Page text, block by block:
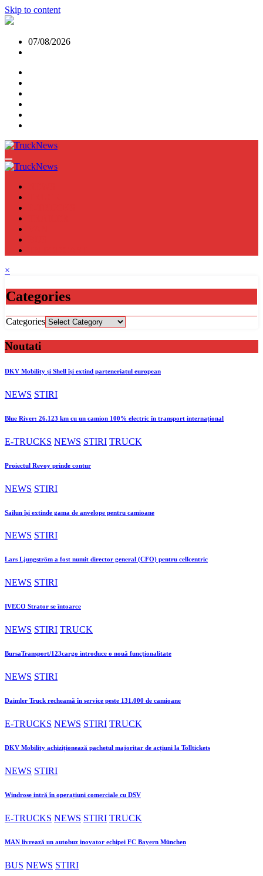
Skip to content
07/08/2026
×
Categories
Categories
Noutati
DKV Mobility și Shell își extind parteneriatul european
NEWS STIRI
Blue River: 26.123 km cu un camion 100% electric în transport internațional
E-TRUCKS NEWS STIRI TRUCK
Proiectul Revoy prinde contur
NEWS STIRI
Sailun își extinde gama de anvelope pentru camioane
NEWS STIRI
Lars Ljungström a fost numit director general (CFO) pentru cellcentric
NEWS STIRI
IVECO Strator se întoarce
NEWS STIRI TRUCK
BursaTransport/123cargo introduce o nouă funcționalitate
NEWS STIRI
Daimler Truck recheamă în service peste 131.000 de camioane
E-TRUCKS NEWS STIRI TRUCK
DKV Mobility achiziționează pachetul majoritar de acțiuni la Tolltickets
NEWS STIRI
Windrose intră în operațiuni comerciale cu DSV
E-TRUCKS NEWS STIRI TRUCK
MAN livrează un autobuz inovator echipei FC Bayern München
BUS NEWS STIRI